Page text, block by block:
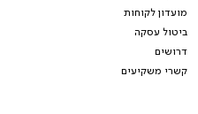
מועדון לקוחות
ביטול עסקה
דרושים
קשרי משקיעים